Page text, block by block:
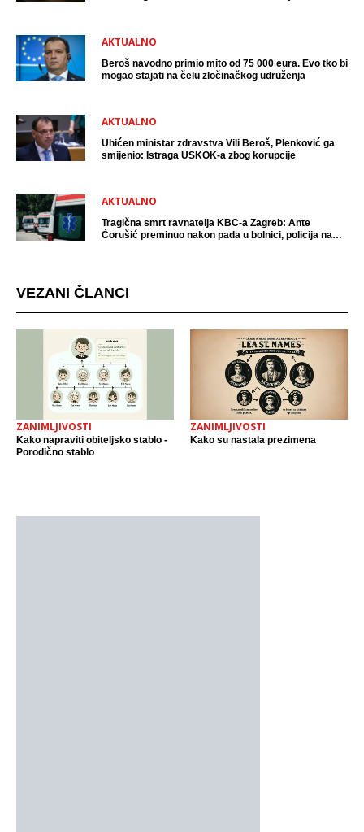
AKTUALNO
Beroš navodno primio mito od 75 000 eura. Evo tko bi
mogao stajati na čelu zločinačkog udruženja
AKTUALNO
Uhićen ministar zdravstva Vili Beroš, Plenković ga
smijenio: Istraga USKOK-a zbog korupcije
AKTUALNO
Tragična smrt ravnatelja KBC-a Zagreb: Ante
Ćorušić preminuo nakon pada u bolnici, policija na
VEZANI ČLANCI
ZANIMLJIVOSTI
Kako napraviti obiteljsko stablo -
Porodično stablo
ZANIMLJIVOSTI
Kako su nastala prezimena